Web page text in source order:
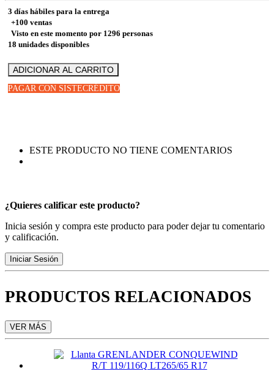
3 días hábiles para la entrega
+100 ventas
Visto en este momento por 1296 personas
18 unidades disponibles
ADICIONAR AL CARRITO
PAGAR CON SISTECRÉDITO
ESTE PRODUCTO NO TIENE COMENTARIOS
¿Quieres calificar este producto?
Inicia sesión y compra este producto para poder dejar tu comentario
y calificación.
Iniciar Sesión
PRODUCTOS RELACIONADOS
VER MÁS